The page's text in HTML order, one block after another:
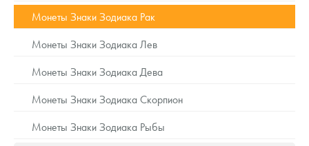
Русская нумизматика
Наборы подарочных и коллекционных монет
Монеты и жетоны из недрагоценных металлов
Книги по нумизматике
Монеты Знаки Зодиака Рак
Монеты Знаки Зодиака Лев
Монеты Знаки Зодиака Дева
Монеты Знаки Зодиака Скорпион
Монеты Знаки Зодиака Рыбы